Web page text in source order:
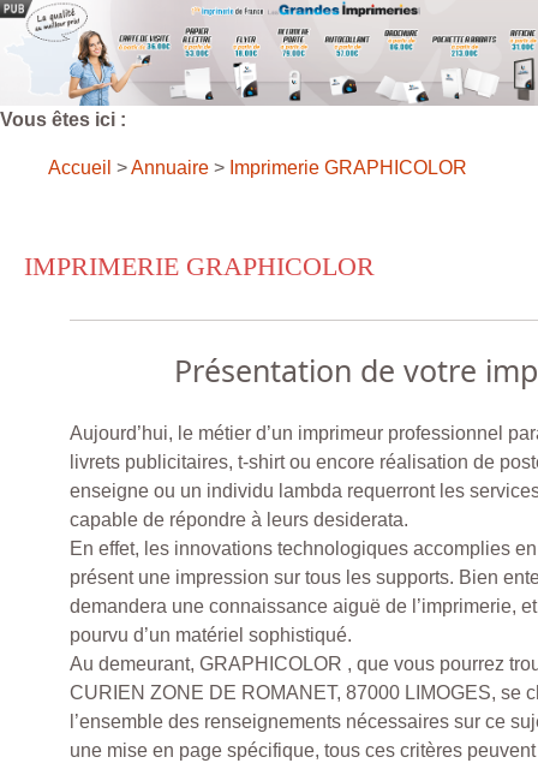
Vous êtes ici :
Accueil >Annuaire > Imprimerie GRAPHICOLOR
IMPRIMERIE GRAPHICOLOR
Présentation de votre
Aujourd’hui, le métier d’un imprimeur professionnel
livrets publicitaires, t-shirt ou encore réalisation de
enseigne ou un individu lambda requerront les
capable de répondre à leurs desiderata.
En effet, les innovations technologiques accomplies
présent une impression sur tous les supports. Bien
demandera une connaissance aiguë de l’imprimerie,
pourvu d’un matériel sophistiqué.
Au demeurant, GRAPHICOLOR , que vous pourrez
CURIEN ZONE DE ROMANET, 87000 LIMOGES, se
l’ensemble des renseignements nécessaires sur ce
une mise en page spécifique, tous ces critères